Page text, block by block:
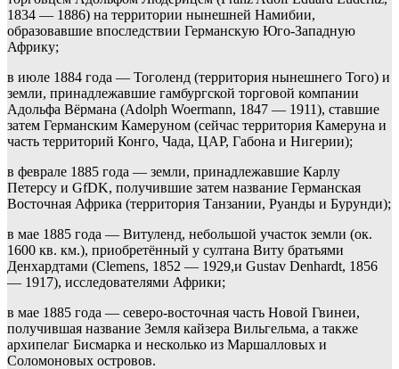
1834 — 1886) на территории нынешней Намибии,
образовавшие впоследствии Германскую Юго-Западную
Африку;
в июле 1884 года — Тоголенд (территория нынешнего Того) и
земли, принадлежавшие гамбургской торговой компании
Адольфа Вёрмана (Adolph Woermann, 1847 — 1911), ставшие
затем Германским Камеруном (сейчас территория Камеруна и
часть территорий Конго, Чада, ЦАР, Габона и Нигерии);
в феврале 1885 года — земли, принадлежавшие Карлу
Петерсу и GfDK, получившие затем название Германская
Восточная Африка (территория Танзании, Руанды и Бурунди);
в мае 1885 года — Витуленд, небольшой участок земли (ок.
1600 кв. км.), приобретённый у султана Виту братьями
Денхардтами (Clemens, 1852 — 1929,и Gustav Denhardt, 1856
— 1917), исследователями Африки;
в мае 1885 года — северо-восточная часть Новой Гвинеи,
получившая название Земля кайзера Вильгельма, а также
архипелаг Бисмарка и несколько из Маршалловых и
Соломоновых островов.